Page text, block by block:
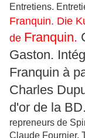
Entretiens.
Franquin. Die
de Franquin.
Gaston.
Franquin à
Charles
d'or de la
repreneurs de
Claude Fournier.